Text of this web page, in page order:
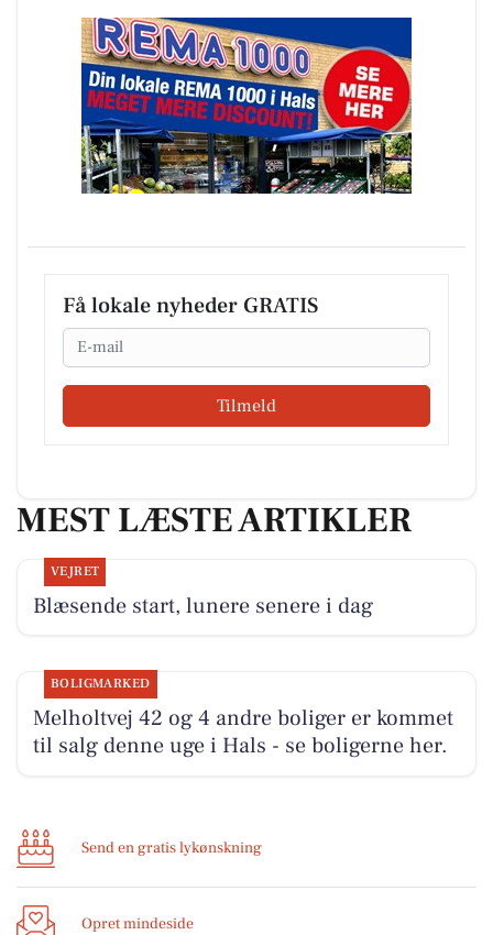
Få lokale nyheder GRATIS
Email
Tilmeld
MEST LÆSTE ARTIKLER
VEJRET
Blæsende start, lunere senere i dag
BOLIGMARKED
Melholtvej 42 og 4 andre boliger er kommet
til salg denne uge i Hals - se boligerne her.
Send en gratis lykønskning
Opret mindeside